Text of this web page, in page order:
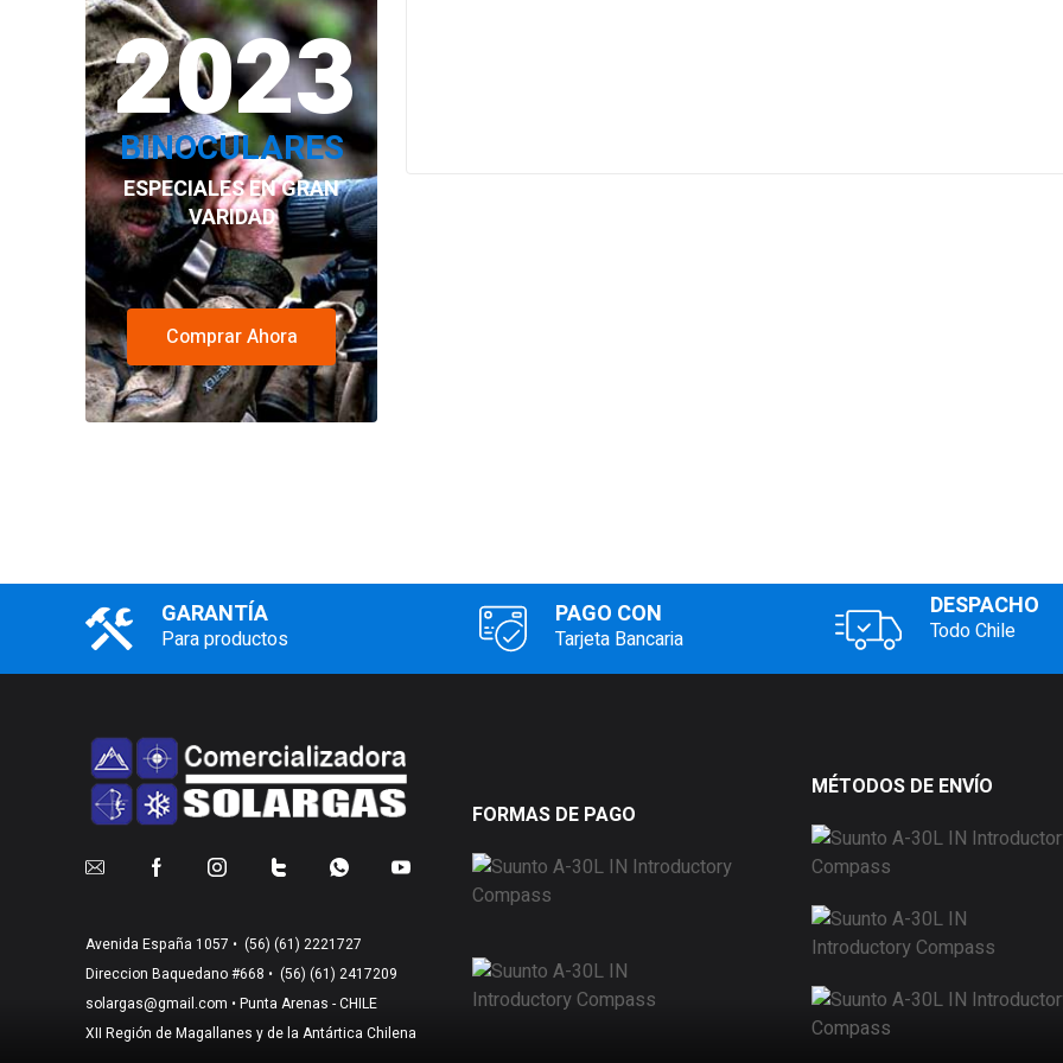
2023
BINOCULARES
ESPECIALES EN GRAN
VARIDAD
Comprar Ahora
GARANTÍA
Para productos
PAGO CON
Tarjeta Bancaria
DESPACHO
Todo Chile
Avenida España 1057 • (56) (61) 2221727
Direccion Baquedano #668 • (56) (61) 2417209
solargas@gmail.com • Punta Arenas - CHILE
XII Región de Magallanes y de la Antártica Chilena
FORMAS DE PAGO
MÉTODOS DE ENVÍO